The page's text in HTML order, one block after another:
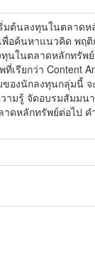
มต้นลงทุนในตลา
ค้นหาแนวคิด พฤ
นในตลาดหลักทรั
รียกว่า Content
งนักลงทุนกลุ่มนี้
รู้ จัดอบรมสัมมน
ดหลักทรัพย์ต่อไป